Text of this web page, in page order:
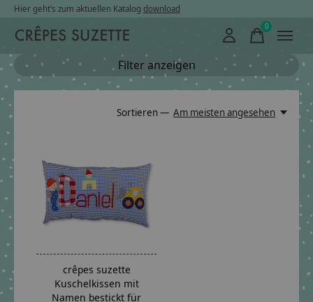
Hier geht’s zum aktuellen Katalog download
0items
Filter anzeigen
Sortieren — Am meisten angesehen
crêpes suzette
Kuschelkissen mit
Namen bestickt für